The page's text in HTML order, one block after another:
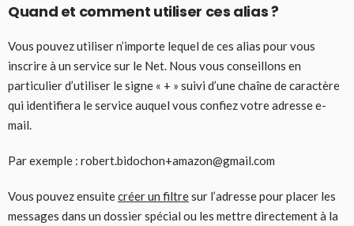
Quand et comment utiliser ces alias ?
Vous pouvez utiliser n’importe lequel de ces alias pour vous
inscrire à un service sur le Net. Nous vous conseillons en
particulier d’utiliser le signe « + » suivi d’une chaîne de caractère
qui identifiera le service auquel vous confiez votre adresse e-
mail.
Par exemple : robert.bidochon+amazon@gmail.com
Vous pouvez ensuitecréer un filtresur l’adresse pour placer les
messages dans un dossier spécial ou les mettre directement à la